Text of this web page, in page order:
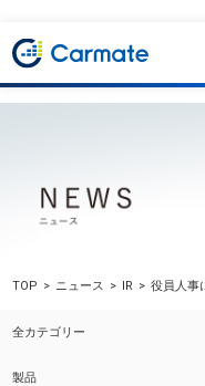
TOP ニュース IR 役員人事
全カテゴリー
製品